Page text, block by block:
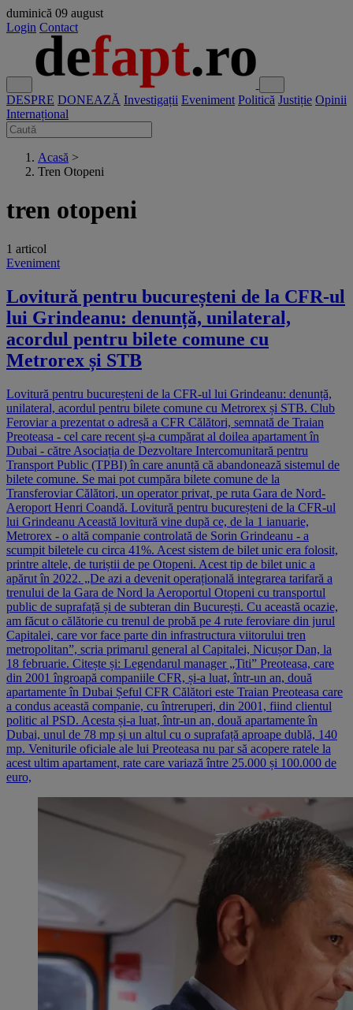
duminică 09 august
Login Contact
DESPRE DONEAZĂ Investigații Eveniment Politică Justiție Opinii
Internațional
Acasă >
Tren Otopeni
tren otopeni
1 articol
Eveniment
Lovitură pentru bucureșteni de la CFR-ul
lui Grindeanu: denunță, unilateral,
acordul pentru bilete comune cu
Metrorex și STB
Lovitură pentru bucureșteni de la CFR-ul lui Grindeanu: denunță,
unilateral, acordul pentru bilete comune cu Metrorex și STB. Club
Feroviar a prezentat o adresă a CFR Călători, semnată de Traian
Preoteasa - cel care recent și-a cumpărat al doilea apartament în
Dubai - către Asociația de Dezvoltare Intercomunitară pentru
Transport Public (TPBI) în care anunță că abandonează sistemul de
bilete comune. Se mai pot cumpăra bilete comune de la
Transferoviar Călători, un operator privat, pe ruta Gara de Nord-
Aeroport Henri Coandă. Lovitură pentru bucureșteni de la CFR-ul
lui Grindeanu Această lovitură vine după ce, de la 1 ianuarie,
Metrorex - o altă companie controlată de Sorin Grindeanu - a
scumpit biletele cu circa 41%. Acest sistem de bilet unic era folosit,
printre altele, de turiștii de pe Otopeni. Acest tip de bilet unic a
apărut în 2022. „De azi a devenit operațională integrarea tarifară a
trenului de la Gara de Nord la Aeroportul Otopeni cu transportul
public de suprafață și de subteran din București. Cu această ocazie,
am făcut o călătorie cu trenul de probă pe 4 rute feroviare din jurul
Capitalei, care vor face parte din infrastructura viitorului tren
metropolitan”, scria primarul general al Capitalei, Nicușor Dan, la
18 februarie. Citește și: Legendarul manager „Titi” Preoteasa, care
din 2001 îngroapă companiile CFR, și-a luat, într-un an, două
apartamente în Dubai Șeful CFR Călători este Traian Preoteasa care
a condus această companie, cu întreruperi, din 2001, fiind clientul
politic al PSD. Acesta și-a luat, într-un an, două apartamente în
Dubai, unul de 78 mp și un altul cu o suprafață aproape dublă, 140
mp. Veniturile oficiale ale lui Preoteasa nu par să acopere ratele la
acest ultim apartament, rate care variază între 25.000 și 100.000 de
euro,